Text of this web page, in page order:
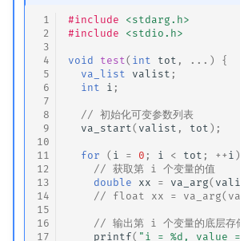
1
2
3
4
5
6
7
8
9
10
11
12
13
14
15
16
17
#include
<stdarg.h>
#include
<stdio.h>
void test( int tot , ...)
{
va_list
valist ;
int
i ;
// 初始化可变参数列表
va_start( valist , tot );
for ( i = 0 ; i < tot ; ++ i )
// 获取第 i 个变量的值
double
xx = va_arg(
// float xx =
// 输出第 i 个变量的底层存
printf( "i = %d, value